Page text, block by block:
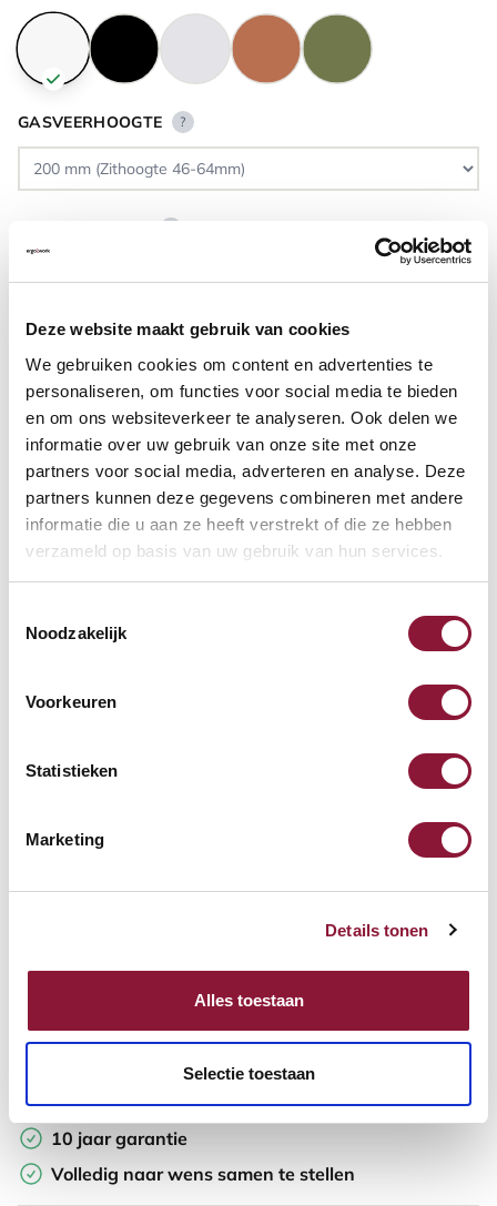
Deze website maakt gebruik van cookies
We gebruiken cookies om content en advertenties te
personaliseren, om functies voor social media te bieden
en om ons websiteverkeer te analyseren. Ook delen we
informatie over uw gebruik van onze site met onze
partners voor social media, adverteren en analyse. Deze
partners kunnen deze gegevens combineren met andere
informatie die u aan ze heeft verstrekt of die ze hebben
verzameld op basis van uw gebruik van hun services.
Noodzakelijk
Voorkeuren
Statistieken
Marketing
Details tonen
Alles toestaan
Selectie toestaan
GASVEERHOOGTE ?
VOETENRING ?
VOETENSTER IN GEPOLIJST ALUMINIUM ?
Beschikbaar
Levertijd: 3-6 weken
Opzoek naar een offerte op maat? Maak je werkplek compleet
Toevoegen aan vergelijker
Laagste Prijsgarantie
Gratis verzending
10 jaar garantie
Volledig naar wens samen te stellen